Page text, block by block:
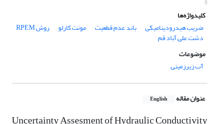
کلیدواژه‌ها
ضریب هیدرودینامیکی
باند عدم‏ قطعیت مونت‏ کارلو روش RPEM
دشت علی آباد قم
موضوعات
آب زیرزمینی
عنوان مقاله English